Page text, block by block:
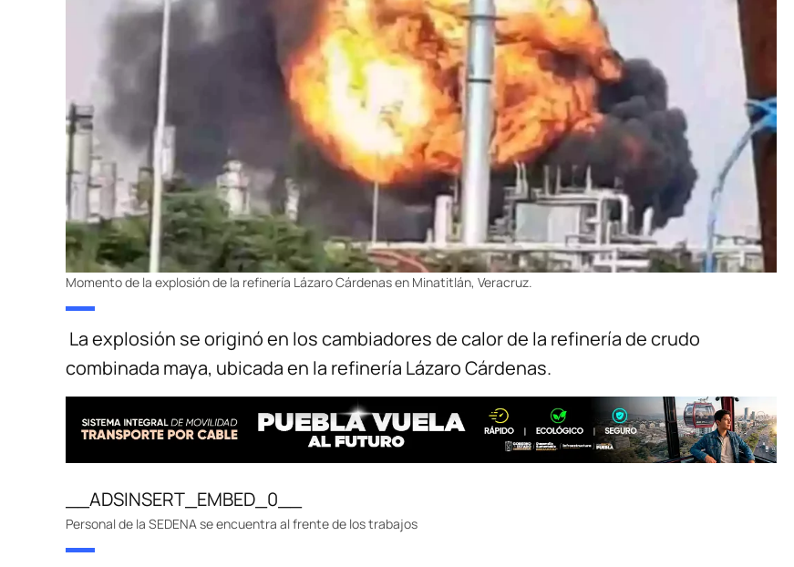
Momento de la explosión de la refinería Lázaro Cárdenas en Minatitlán, Veracruz.
La explosión se originó en los cambiadores de calor de la refinería de crudo
combinada maya, ubicada en la refinería Lázaro Cárdenas.
__ADSINSERT_EMBED_0__
Personal de la SEDENA se encuentra al frente de los trabajos